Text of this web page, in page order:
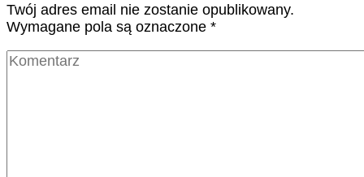
Twój adres email nie zostanie opublikowany.
Wymagane pola są oznaczone *